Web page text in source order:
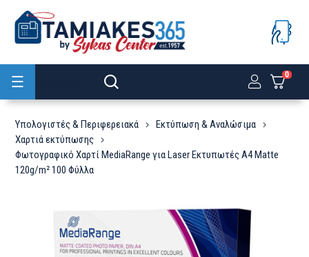
0
Υπολογιστές & Περιφερειακά
Εκτύπωση & Αναλώσιμα
Χαρτιά εκτύπωσης
Φωτογραφικό Χαρτί MediaRange για Laser Εκτυπωτές Α4 Matte
120g/m² 100 Φύλλα